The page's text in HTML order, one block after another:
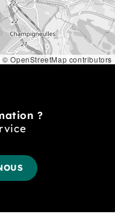
© OpenStreetMap contributors
?